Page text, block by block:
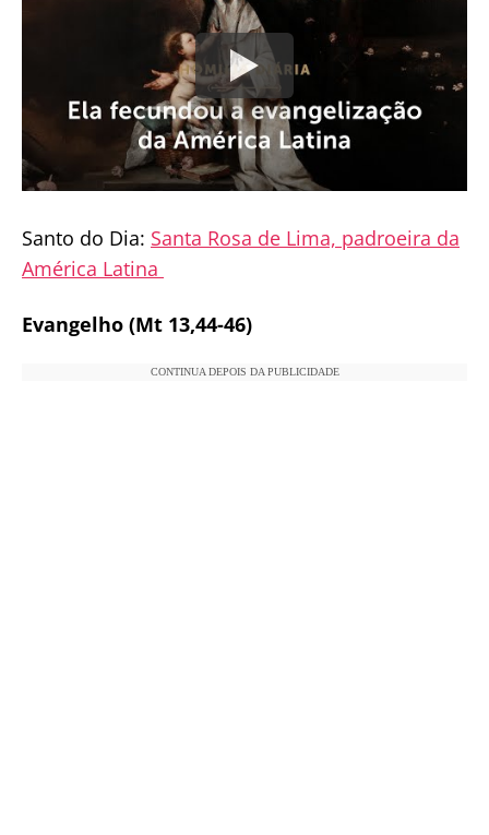
Santo do Dia: Santa Rosa de Lima, padroeira da
América Latina
Evangelho (Mt 13,44-46)
CONTINUA DEPOIS DA PUBLICIDADE